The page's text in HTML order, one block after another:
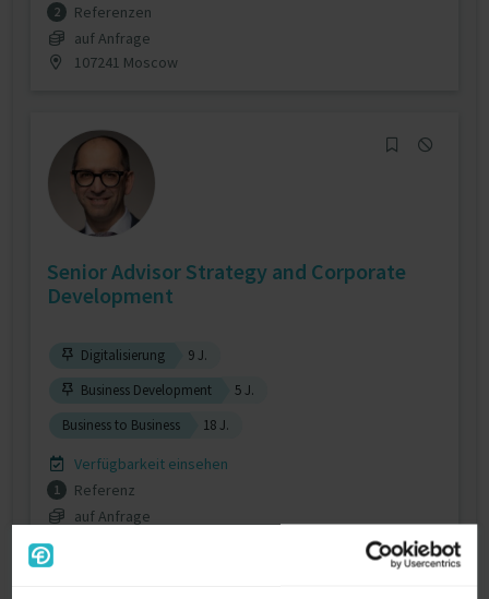
2
Referenzen
auf Anfrage
107241 Moscow
Senior Advisor Strategy and Corporate
Development
Digitalisierung
9 J.
Business Development
5 J.
Business to Business
18 J.
Verfügbarkeit einsehen
1
Referenz
auf Anfrage